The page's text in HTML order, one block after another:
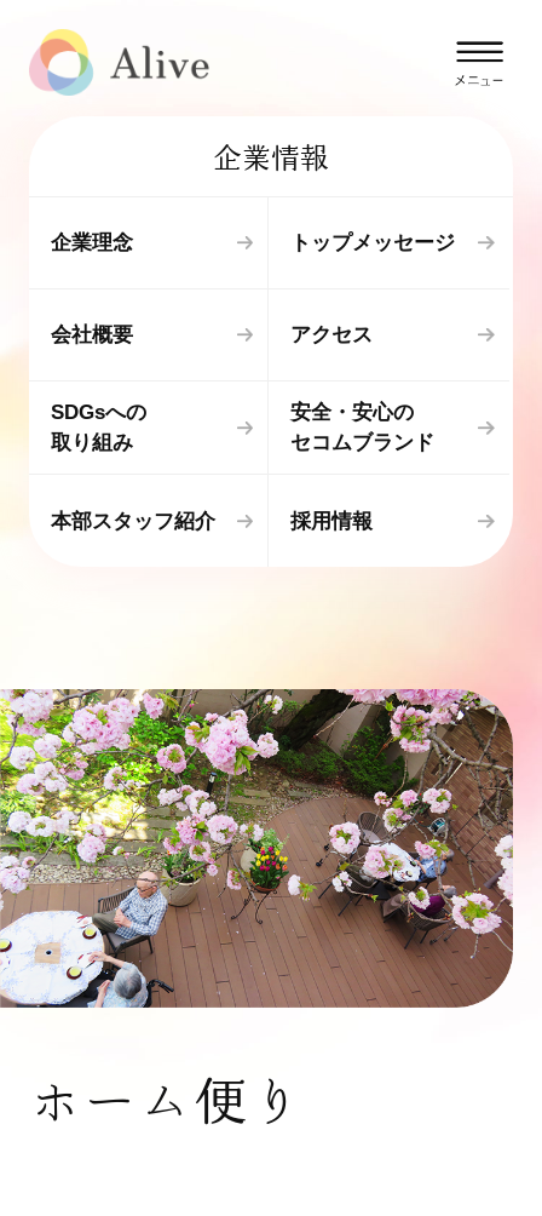
企業情報
企業理念 トップメッセージ
会社概要 アクセス
SDGsへの
取り組み
安全・安心の
セコムブランド
本部スタッフ紹介 採用情報
ホーム便り